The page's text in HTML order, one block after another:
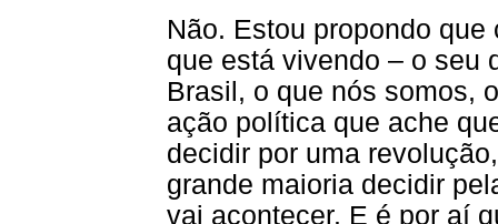
Não. Estou propondo
que está vivendo – o seu
Brasil, o que nós somos,
ação política que ache
decidir por uma
grande maioria decidir
vai acontecer. E é por aí